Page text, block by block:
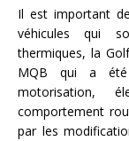
Il est important
véhicules qui
thermiques, la
MQB qui a
motorisation,
comportement
par les